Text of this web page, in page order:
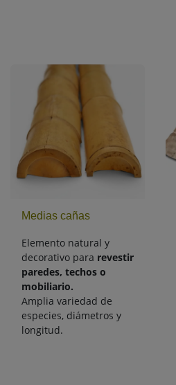
Medias cañas
Elemento natural y
decorativo para revestir
paredes, techos o
mobiliario.
Amplia variedad de
especies, diámetros y
longitud.